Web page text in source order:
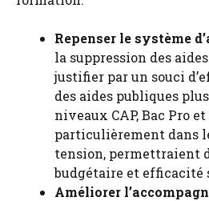
Repenser le système
la suppression des
justifier par un souci
des aides publiques
niveaux CAP, Bac Pro et
particulièrement dans
tension, permettraient
budgétaire et efficacité
Améliorer